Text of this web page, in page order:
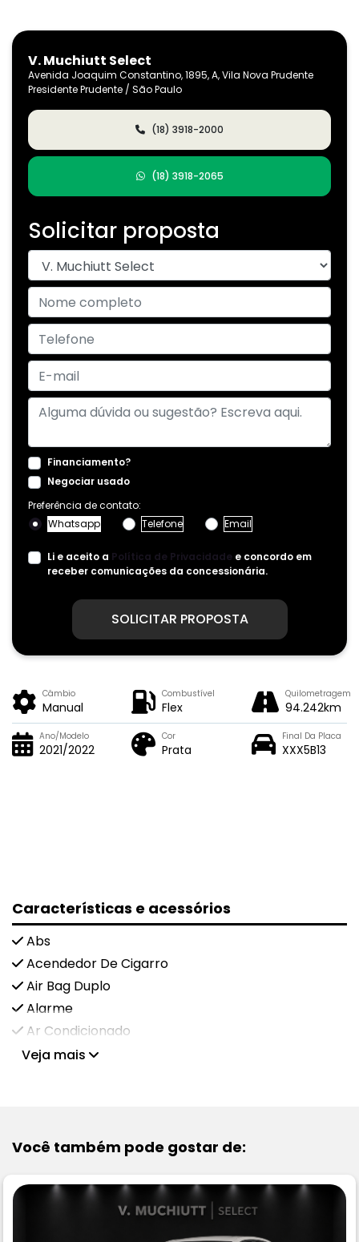
V. Muchiutt Select
Avenida Joaquim Constantino, 1895, A, Vila Nova Prudente
Presidente Prudente / São Paulo
(18) 3918-2000
(18) 3918-2065
Solicitar proposta
Financiamento?
Negociar usado
Preferência de contato:
Whatsapp
Telefone Email
Li e aceito a Política de Privacidade e concordo em
receber comunicações da concessionária.
SOLICITAR PROPOSTA
Câmbio
Manual
Combustível
Flex
Quilometragem
94.242km
Ano/Modelo
2021/2022
Cor
Prata
Final Da Placa
XXX5B13
Características e acessórios
Abs
Acendedor De Cigarro
Air Bag Duplo
Alarme
Ar Condicionado
Veja mais
Você também pode gostar de: